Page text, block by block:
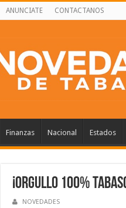
ANUNCIATE CONTACTANOS
Finanzas Nacional Estados
¡ORGULLO 100%
NOVEDADES